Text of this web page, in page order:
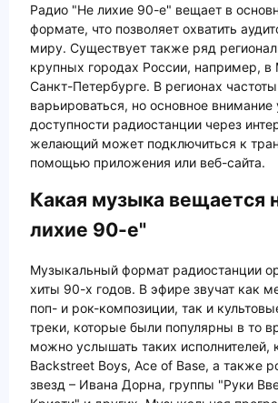
Радио "Не лихие 90-е" вещает в
формате, что позволяет охватить
миру. Существует также ряд
крупных городах России, например, в
Санкт-Петербурге. В регионах
варьироваться, но основное внимание
доступности радиостанции через
желающий может подключиться к
помощью приложения или веб-сайта.
Какая музыка вещается
лихие 90-е"
Музыкальный формат радиостанции
хиты 90-х годов. В эфире звучат как
поп- и рок-композиции, так и
треки, которые были популярны в то
можно услышать таких исполнителей,
Backstreet Boys, Ace of Base, а также
звезд – Ивана Дорна, группы "Руки